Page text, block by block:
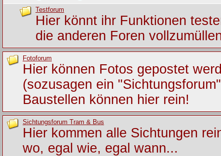
Testforum
Hier könnt ihr Funktionen
die anderen Foren
Fotoforum
Hier können Fotos gepostet
(sozusagen ein
Baustellen können hier rein!
Sichtungsforum Tram & Bus
Hier kommen alle Sichtungen
wo, egal wie, egal wann...